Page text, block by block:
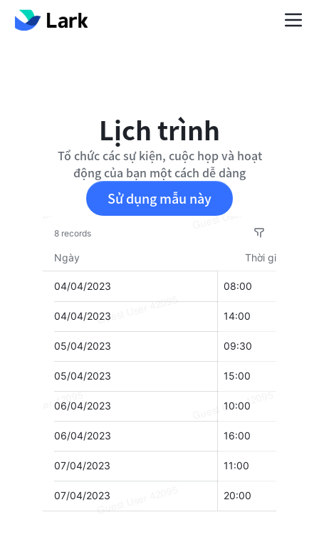
Lịch trình
Tổ chức các sự kiện, cuộc họp và hoạt
động của bạn một cách dễ dàng
Sử dụng mẫu này